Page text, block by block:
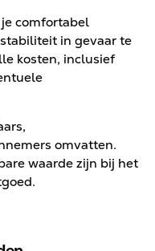
comfortabel
in gevaar te
kosten, inclusief
omvatten.
waarde zijn bij het